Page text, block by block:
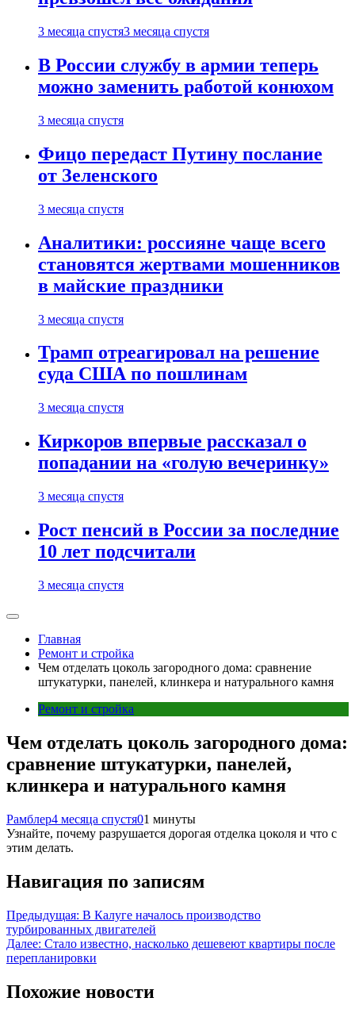
3 месяца спустя3 месяца спустя
В России службу в армии теперь
можно заменить работой конюхом
3 месяца спустя
Фицо передаст Путину послание
от Зеленского
3 месяца спустя
Аналитики: россияне чаще всего
становятся жертвами мошенников
в майские праздники
3 месяца спустя
Трамп отреагировал на решение
суда США по пошлинам
3 месяца спустя
Киркоров впервые рассказал о
попадании на «голую вечеринку»
3 месяца спустя
Рост пенсий в России за последние
10 лет подсчитали
3 месяца спустя
Главная
Ремонт и стройка
Чем отделать цоколь загородного дома: сравнение
штукатурки, панелей, клинкера и натурального камня
Ремонт и стройка
Чем отделать цоколь загородного дома:
сравнение штукатурки, панелей,
клинкера и натурального камня
Рамблер4 месяца спустя01 минуты
Узнайте, почему разрушается дорогая отделка цоколя и что с
этим делать.
Навигация по записям
Предыдущая: В Калуге началось производство
турбированных двигателей
Далее: Стало известно, насколько дешевеют квартиры после
перепланировки
Похожие новости